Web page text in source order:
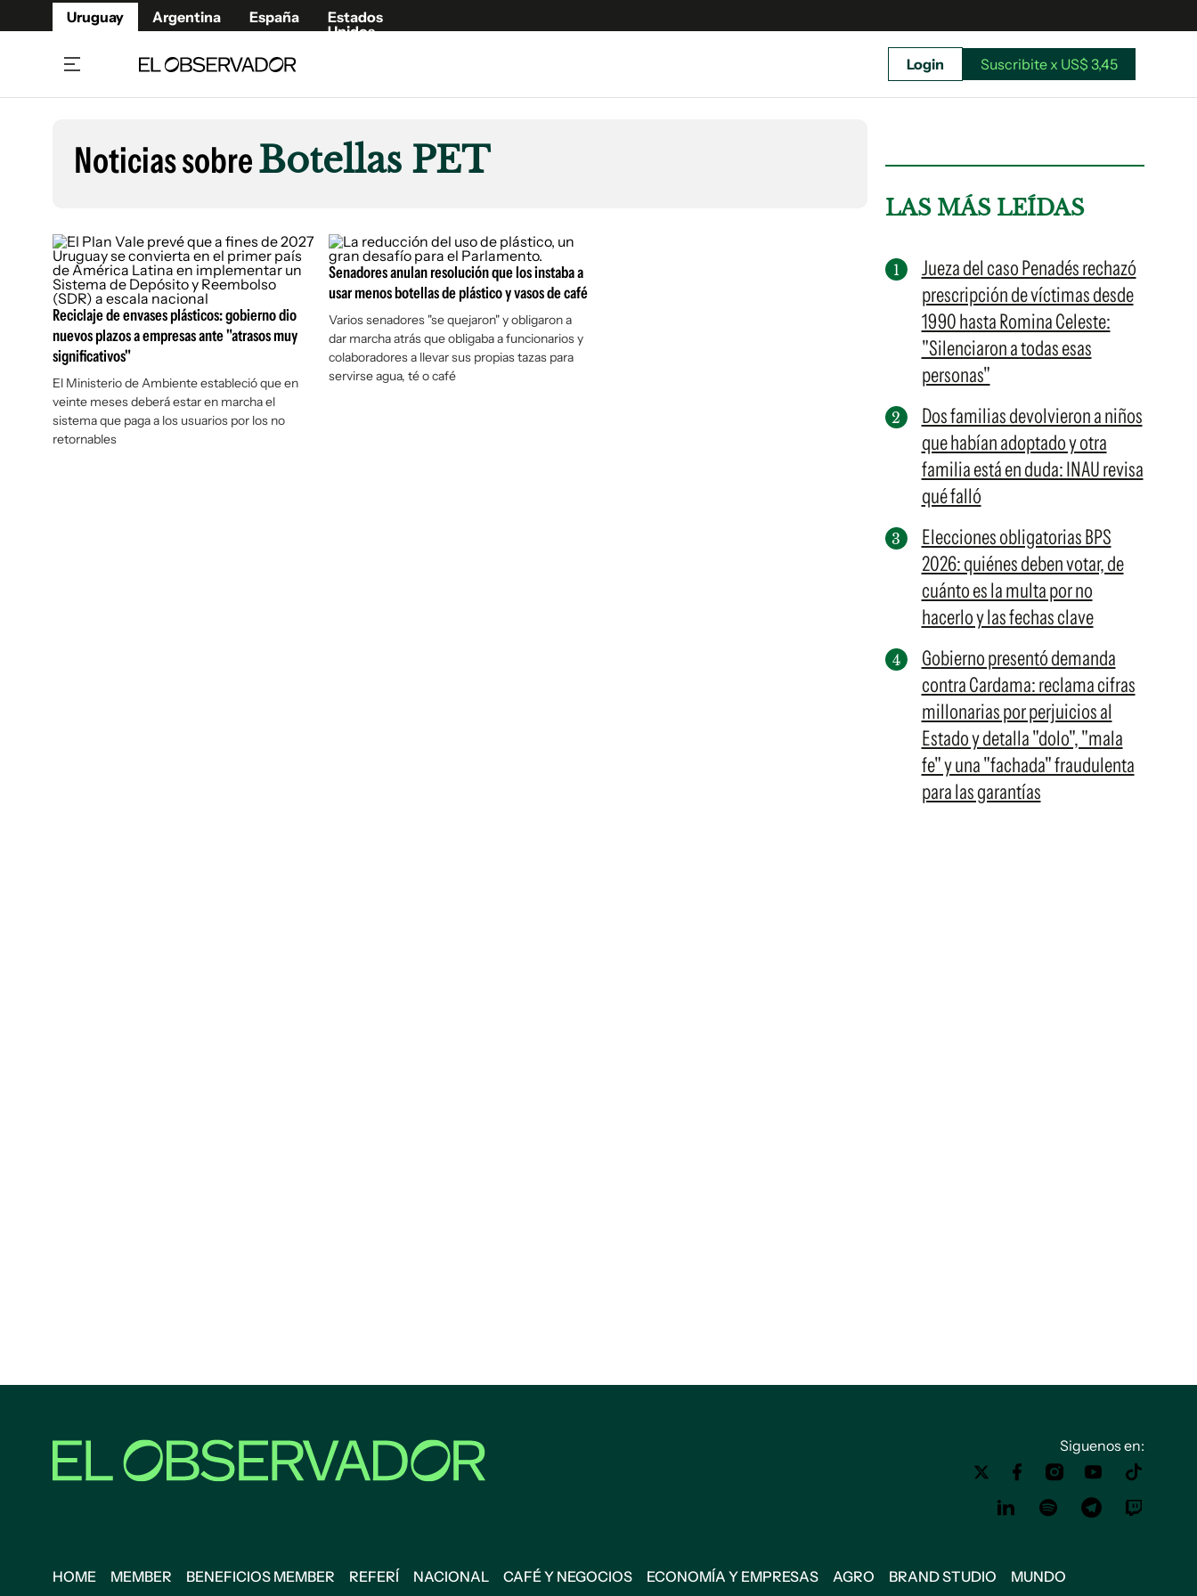
Uruguay Argentina España
Estados
Unidos
Beneficios Member
Café y Negocios
Economía y Empresas
Agro
Brand Studio
Mundo
Cultura y Espectáculos
Fúnebres
Publicaciones
Newsletters
Argentina
España
Estados Unidos
Suscribite x US$ 3,45
Login Suscribite x US$ 3,45
Noticias sobreBotellas PET
Reciclaje de envases plásticos: gobierno dio
nuevos plazos a empresas ante "atrasos muy
significativos"
El Ministerio de Ambiente estableció que en
veinte meses deberá estar en marcha el
sistema que paga a los usuarios por los no
retornables
Senadores anulan resolución que los instaba a
usar menos botellas de plástico y vasos de café
Varios senadores "se quejaron" y obligaron a
dar marcha atrás que obligaba a funcionarios y
colaboradores a llevar sus propias tazas para
servirse agua, té o café
LAS MÁS LEÍDAS
Jueza del caso Penadés rechazó
prescripción de víctimas desde
1990 hasta Romina Celeste:
"Silenciaron a todas esas
personas"
Dos familias devolvieron a niños
que habían adoptado y otra
familia está en duda: INAU revisa
qué falló
Elecciones obligatorias BPS
2026: quiénes deben votar, de
cuánto es la multa por no
hacerlo y las fechas clave
Gobierno presentó demanda
contra Cardama: reclama cifras
millonarias por perjuicios al
Estado y detalla "dolo", "mala
fe" y una "fachada" fraudulenta
para las garantías
Siguenos en:
HOME MEMBER BENEFICIOS MEMBER REFERÍ NACIONAL CAFÉ Y NEGOCIOS ECONOMÍA Y EMPRESAS AGRO BRAND STUDIO MUNDO